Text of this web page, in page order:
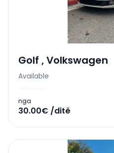
Golf ,Volkswagen
Available
nga
30.00€ /ditë